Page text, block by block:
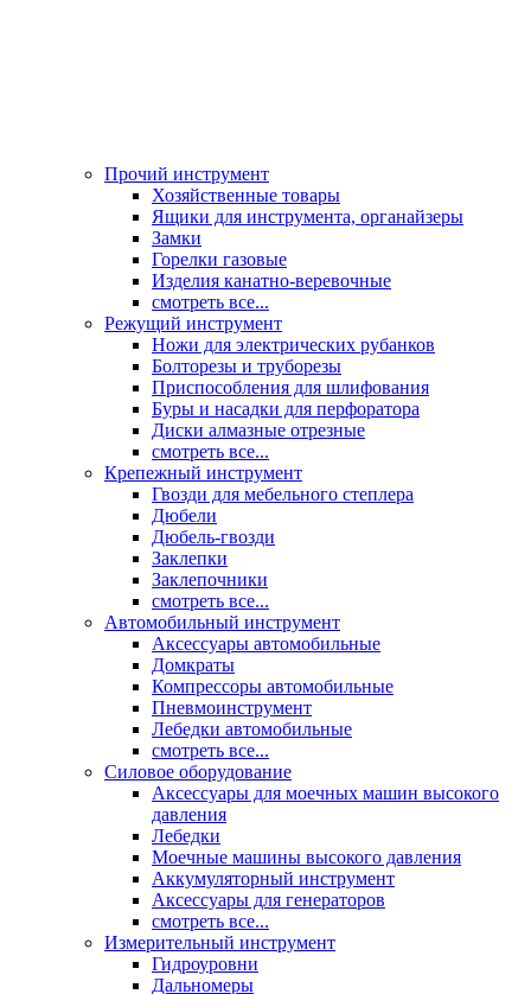
Прочий инструмент
Хозяйственные товары
Ящики для инструмента, органайзеры
Замки
Горелки газовые
Изделия канатно-веревочные
смотреть все...
Режущий инструмент
Ножи для электрических рубанков
Болторезы и труборезы
Приспособления для шлифования
Буры и насадки для перфоратора
Диски алмазные отрезные
смотреть все...
Крепежный инструмент
Гвозди для мебельного степлера
Дюбели
Дюбель-гвозди
Заклепки
Заклепочники
смотреть все...
Автомобильный инструмент
Аксессуары автомобильные
Домкраты
Компрессоры автомобильные
Пневмоинструмент
Лебедки автомобильные
смотреть все...
Силовое оборудование
Аксессуары для моечных машин высокого
давления
Лебедки
Моечные машины высокого давления
Аккумуляторный инструмент
Аксессуары для генераторов
смотреть все...
Измерительный инструмент
Гидроуровни
Дальномеры